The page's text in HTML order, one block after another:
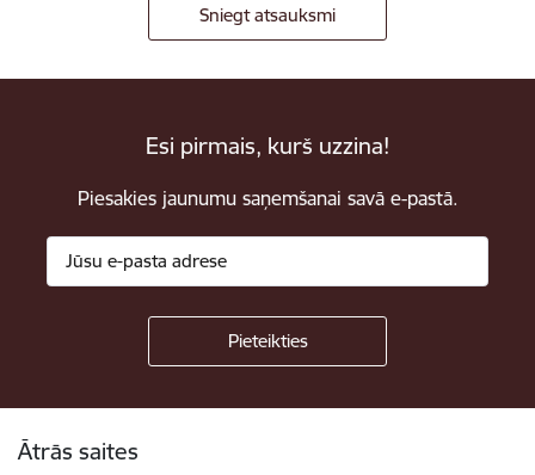
Sniegt atsauksmi
Esi pirmais, kurš uzzina!
Piesakies jaunumu saņemšanai savā e-pastā.
Ātrās saites